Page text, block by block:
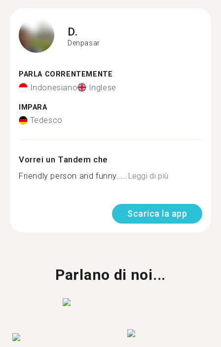
D.
Denpasar
PARLA CORRENTEMENTE
Indonesiano Inglese
IMPARA
Tedesco
Vorrei un Tandem che
Friendly person and funny.....Leggi di più
Scarica la app
Parlano di noi...